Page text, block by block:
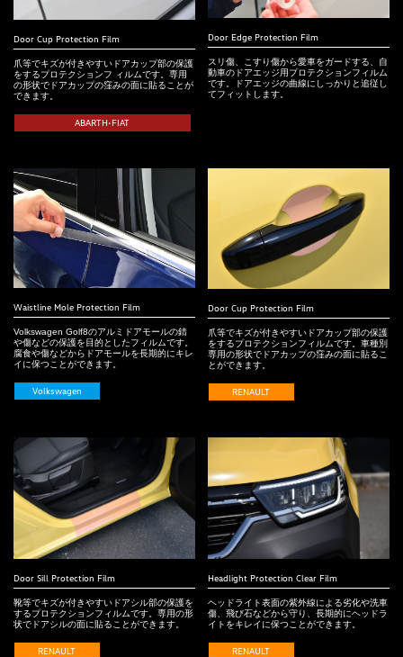
Door Cup Protection Film
爪等でキズが付きやすいドアカップ部の保護
をするプロテクションフ ィルムです。専用
の形状でドアカップの窪みの面に貼ることが
できます。
ABARTH•FIAT
Door Edge Protection Film
スリ傷、こすり傷から愛車をガードする、自
動車のドアエッジ用プロテクションフィルム
です。ドアエッジの曲線にしっかりと追従し
てフィットします。
Waistline Mole Protection Film
Volkswagen Golf8のアルミドアモールの錆
や傷などの保護を目的としたフィルムです。
腐食や傷などからドアモールを長期的にキレ
イに保つことができます。
Volkswagen
Door Cup Protection Film
爪等でキズが付きやすいドアカップ部の保護
をするプロテクションフィルムです。車種別
専用の形状でドアカップの窪みの面に貼るこ
とができます。
RENAULT
Door Sill Protection Film
靴等でキズが付きやすいドアシル部の保護を
するプロテクションフィルムです。専用の形
状でドアシルの面に貼ることができます。
RENAULT
Headlight Protection Clear Film
ヘッドライト表面の紫外線による劣化や洗車
傷、飛び石などから守り、長期的にヘッドラ
イトをキレイに保つことができます。
RENAULT